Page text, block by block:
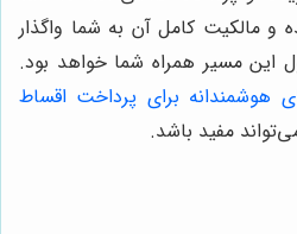
و مالکیت کامل آن به شما واگذار
این مسیر همراه شما خواهد بود.
هوشمندانه برای پرداخت اقساط
مفید باشد.